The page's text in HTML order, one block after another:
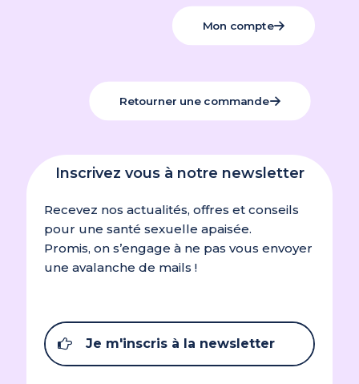
Mon compte
Retourner une commande
Inscrivez vous à notre newsletter
Recevez nos actualités, offres et conseils
pour une santé sexuelle apaisée.
Promis, on s’engage à ne pas vous envoyer
une avalanche de mails !
Je m'inscris à la newsletter